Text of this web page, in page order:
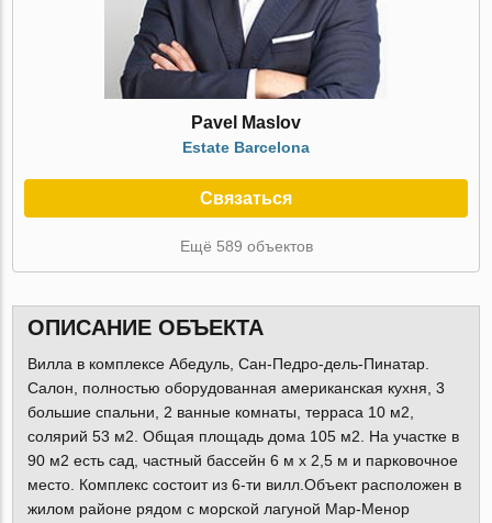
Pavel Maslov
Estate Barcelona
Связаться
Ещё 589 объектов
ОПИСАНИЕ ОБЪЕКТА
Вилла в комплексе Абедуль, Сан-Педро-дель-Пинатар.
Салон, полностью оборудованная американская кухня, 3
большие спальни, 2 ванные комнаты, терраса 10 м2,
солярий 53 м2. Общая площадь дома 105 м2. На участке в
90 м2 есть сад, частный бассейн 6 м х 2,5 м и парковочное
место. Комплекс состоит из 6-ти вилл.Объект расположен в
жилом районе рядом с морской лагуной Мар-Менор